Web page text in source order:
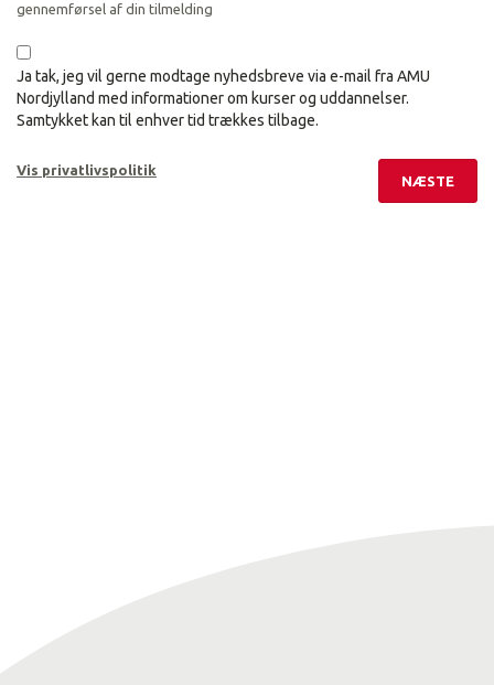
gennemførsel af din tilmelding
Ja tak, jeg vil gerne modtage nyhedsbreve via e-mail fra AMU
Nordjylland med informationer om kurser og uddannelser.
Samtykket kan til enhver tid trækkes tilbage.
Vis privatlivspolitik